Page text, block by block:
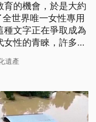
育的機會，於是大約
世界唯一女性專用
種文字正在爭取成為
性的青睞，許多大
遺產